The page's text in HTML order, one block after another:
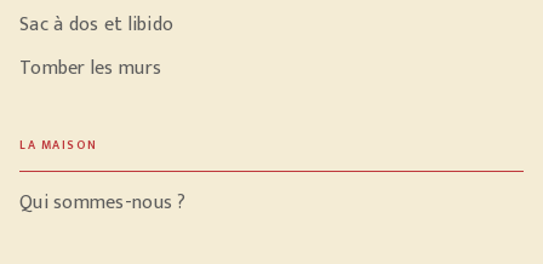
Sac à dos et libido
Tomber les murs
LA MAISON
Qui sommes-nous ?